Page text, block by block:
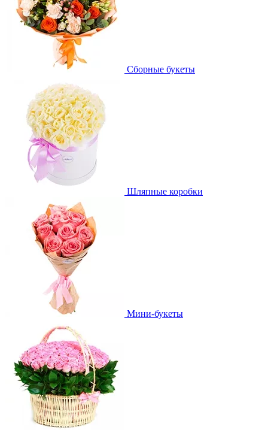
Сборные букеты
Шляпные коробки
Мини-букеты